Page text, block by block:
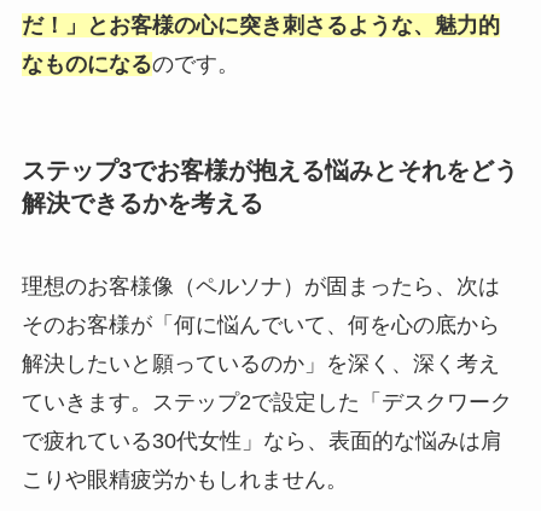
だ！」とお客様の心に突き刺さるような、魅力的
なものになるのです。
ステップ3でお客様が抱える悩みとそれをどう
解決できるかを考える
理想のお客様像（ペルソナ）が固まったら、次は
そのお客様が「何に悩んでいて、何を心の底から
解決したいと願っているのか」を深く、深く考え
ていきます。ステップ2で設定した「デスクワーク
で疲れている30代女性」なら、表面的な悩みは肩
こりや眼精疲労かもしれません。